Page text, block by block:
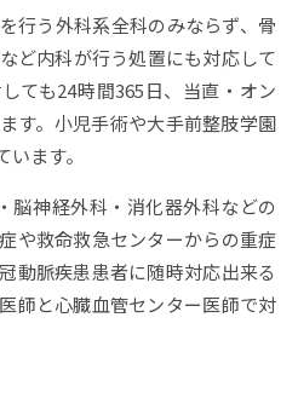
行う外科系全科のみならず、骨
ど内科が行う処置にも対応して
ても24時間365日、当直・オン
す。小児手術や大手前整肢学園
ます。
脳神経外科・消化器外科などの
や救命救急センターからの重症
動脈疾患患者に随時対応出来る
師と心臓血管センター医師で対